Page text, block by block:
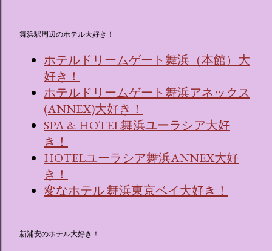
舞浜駅周辺のホテル大好き！
ホテルドリームゲート舞浜（本館）大
好き！
ホテルドリームゲート舞浜アネックス
(ANNEX)大好き！
SPA & HOTEL舞浜ユーラシア大好
き！
HOTELユーラシア舞浜ANNEX大好
き！
変なホテル 舞浜東京ベイ大好き！
新浦安のホテル大好き！